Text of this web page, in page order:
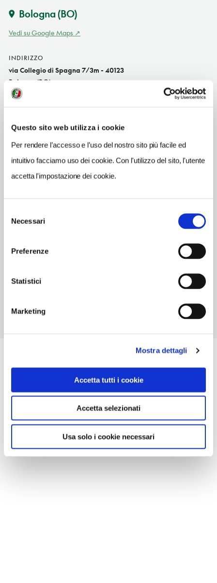
Questo sito web utilizza i cookie
Per rendere l’accesso e l’uso del nostro sito più facile ed
intuitivo facciamo uso dei cookie. Con l'utilizzo del sito, l'utente
accetta l'impostazione dei cookie.
delNecessari
Preferenze
Statistici
Marketing
Mostra dettagli
Accetta tutti i cookie
Accetta selezionati
Usa solo i cookie necessari
Bologna (BO)
Vedi su Google Maps
INDIRIZZO
via Collegio di Spagna 7/3m - 40123
Bologna (BO)
Emilia-Romagna IT
sentakuramen.com
INDIRIZZO EMAIL
info@sentakuramen.com
TELEFONO
carne,pesce,giapponese
6
Chiusura: agosto chiuso due settimane centrali